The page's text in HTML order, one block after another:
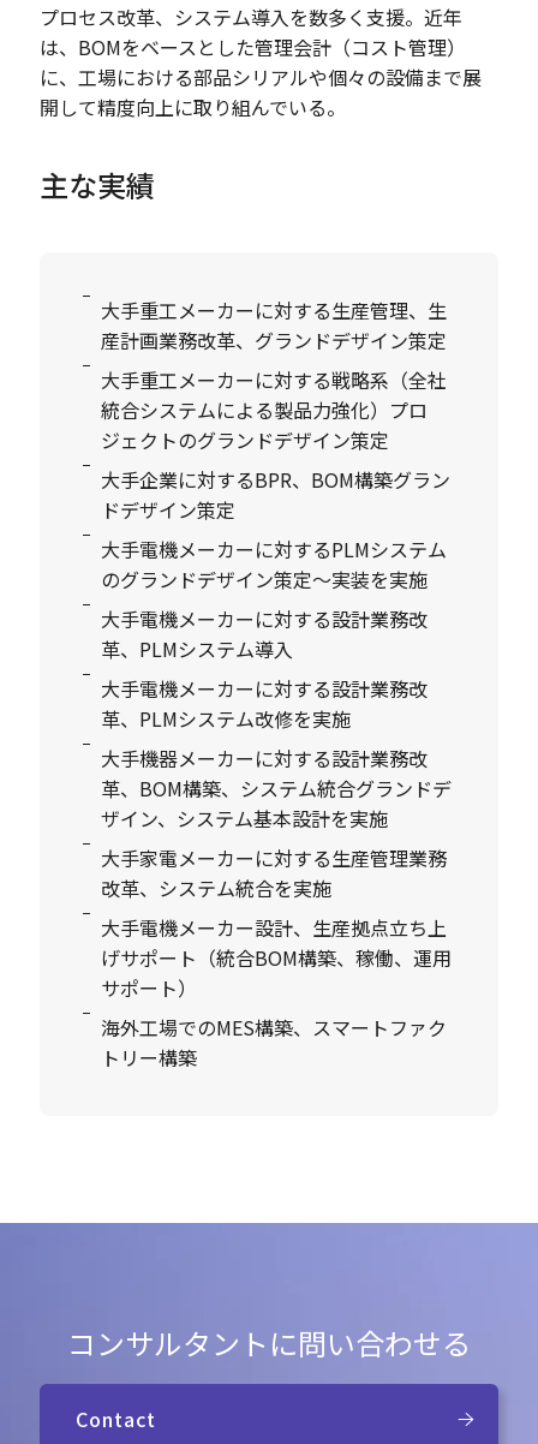
プロセス改革、システム導入を数多く支援。近年
は、BOMをベースとした管理会計（コスト管理）
に、工場における部品シリアルや個々の設備まで展
開して精度向上に取り組んでいる。
主な実績
大手重工メーカーに対する生産管理、生
産計画業務改革、グランドデザイン策定
大手重工メーカーに対する戦略系（全社
統合システムによる製品力強化）プロ
ジェクトのグランドデザイン策定
大手企業に対するBPR、BOM構築グラン
ドデザイン策定
大手電機メーカーに対するPLMシステム
のグランドデザイン策定～実装を実施
大手電機メーカーに対する設計業務改
革、PLMシステム導入
大手電機メーカーに対する設計業務改
革、PLMシステム改修を実施
大手機器メーカーに対する設計業務改
革、BOM構築、システム統合グランドデ
ザイン、システム基本設計を実施
大手家電メーカーに対する生産管理業務
改革、システム統合を実施
大手電機メーカー設計、生産拠点立ち上
げサポート（統合BOM構築、稼働、運用
サポート）
海外工場でのMES構築、スマートファク
トリー構築
コンサルタントに問い合わせる
Contact